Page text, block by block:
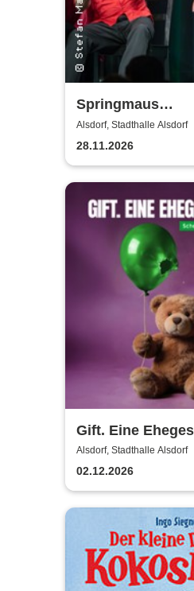
Springmaus
Christmaus
Alsdorf, Stadthalle Alsdorf
28.11.2026
Gift. Eine
Grenzlandtheater
Alsdorf, Stadthalle Alsdorf
02.12.2026